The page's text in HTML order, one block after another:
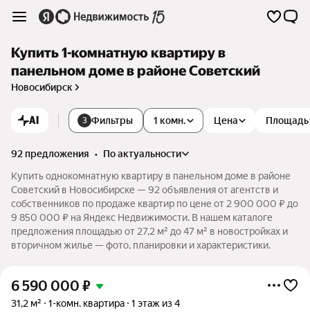
Купить 1-комнатную квартиру в
панельном доме в районе Советский
Новосибирск
AI 3 Фильтры 1 комн. Цена Площадь
92 предложения •
по актуальности
Купить однокомнатную квартиру в панельном доме в районе
Советский в Новосибирске — 92 объявления от агентств и
собственников по продаже квартир по цене от 2 900 000 ₽ до
9 850 000 ₽ на Яндекс Недвижимости. В нашем каталоге
предложения площадью от 27,2 м² до 47 м² в новостройках и
вторичном жилье — фото, планировки и характеристики.
6 590 000 ₽
31,2 м² 1-комн. квартира 1 этаж из 4